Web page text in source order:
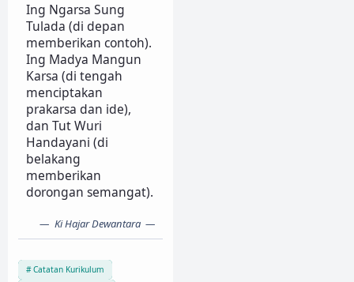
Ing Ngarsa Sung
Tulada (di depan
memberikan contoh).
Ing Madya Mangun
Karsa (di tengah
menciptakan
prakarsa dan ide),
dan Tut Wuri
Handayani (di
belakang
memberikan
dorongan semangat).
Ki Hajar Dewantara
Catatan Kurikulum